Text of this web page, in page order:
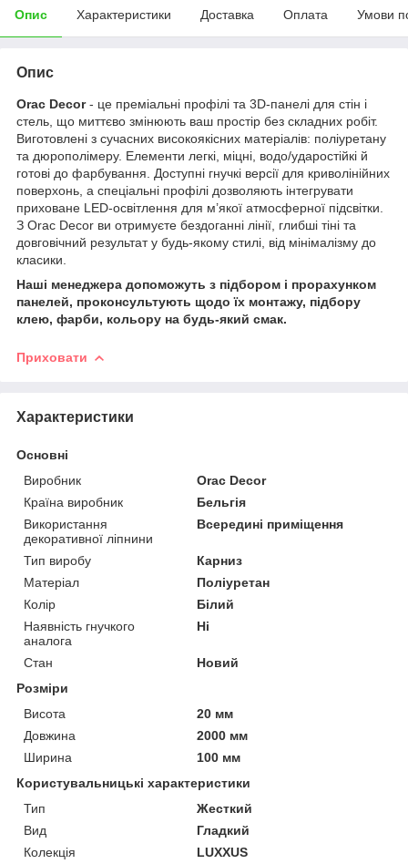
Опис Характеристики Доставка Оплата Умови
Опис
Orac Decor- це преміальні профілі та 3D-панелі для стін і
стель, що миттєво змінюють ваш простір без складних робіт.
Виготовлені з сучасних високоякісних матеріалів: поліуретану
та дюрополімеру. Елементи легкі, міцні, водо/ударостійкі й
готові до фарбування. Доступні гнучкі версії для криволінійних
поверхонь, а спеціальні профілі дозволяють інтегрувати
приховане LED-освітлення для м’якої атмосферної підсвітки.
З Orac Decor ви отримуєте бездоганні лінії, глибші тіні та
довговічний результат у будь-якому стилі, від мінімалізму до
класики.
Наші менеджера допоможуть з підбором і прорахунком
панелей, проконсультують щодо їх монтажу, підбору
клею, фарби, кольору на будь-який смак.
Приховати
Характеристики
Основні
Виробник
Orac Decor
Країна виробник
Бельгія
Використання
декоративної ліпнини
Всередині приміщення
Тип виробу
Карниз
Матеріал
Поліуретан
Колір
Білий
Наявність гнучкого
аналога
Ні
Стан
Новий
Розміри
Висота
20 мм
Довжина
2000 мм
Ширина
100 мм
Користувальницькі характеристики
Тип
Жесткий
Вид
Гладкий
Колекція
LUXXUS